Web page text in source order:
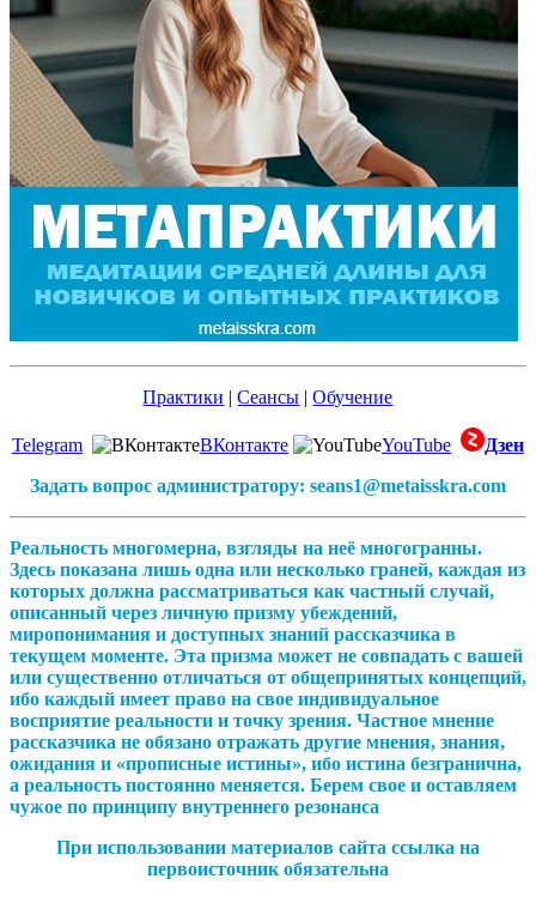
Практики |Сеансы |Обучение
Telegram ВКонтакте YouTube
Дзен
Задать вопрос администратору: seans1@metaisskra.com
Реальность многомерна, взгляды на неё многогранны.
Здесь показана лишь одна или несколько граней, каждая из
которых должна рассматриваться как частный случай,
описанный через личную призму убеждений,
миропонимания и доступных знаний рассказчика в
текущем моменте. Эта призма может не совпадать с вашей
или существенно отличаться от общепринятых концепций,
ибо каждый имеет право на свое индивидуальное
восприятие реальности и точку зрения. Частное мнение
рассказчика не обязано отражать другие мнения, знания,
ожидания и «прописные истины», ибо истина безгранична,
а реальность постоянно меняется. Берем свое и оставляем
чужое по принципу внутреннего резонанса
При использовании материалов сайта ссылка на
первоисточник обязательна